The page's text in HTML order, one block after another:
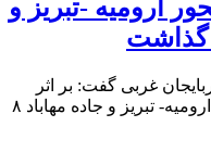
ارومیه -تبریز و
غربی گفت: بر اثر
بروز دو سانحه تصادف در محور ارومیه- تبریز و جاده مهاباد ۸